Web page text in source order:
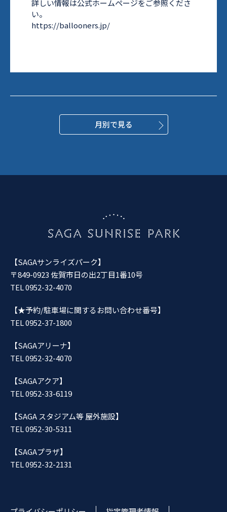
詳しい情報は公式ホームページをご参照くださ
い。
https://ballooners.jp/
月別で見る
【SAGAサンライズパーク】
〒849-0923 佐賀市日の出2丁目1番10号
TEL 0952-32-4070
【★予約/駐車場に関するお問い合わせ番号】
TEL 0952-37-1800
【SAGAアリーナ】
TEL 0952-32-4070
【SAGAアクア】
TEL 0952-33-6119
【SAGA スタジアム等 屋外施設】
TEL 0952-30-5311
【SAGAプラザ】
TEL 0952-32-2131